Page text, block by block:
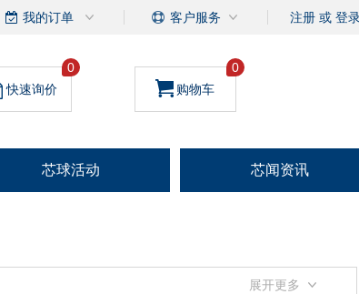
我的订单 客户服务 注册 或 登
快速询价
0
购物车
0
芯球活动 芯闻资讯
展开更多